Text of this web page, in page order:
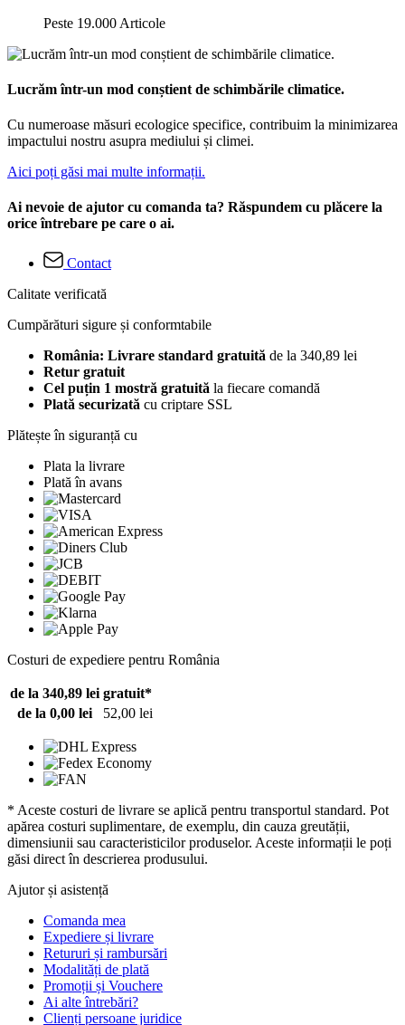
Peste 19.000 Articole
Lucrăm într-un mod conștient de schimbările climatice.
Cu numeroase măsuri ecologice specifice, contribuim la minimizarea
impactului nostru asupra mediului și climei.
Aici poți găsi mai multe informații.
Ai nevoie de ajutor cu comanda ta? Răspundem cu plăcere la
orice întrebare pe care o ai.
Contact
Calitate verificată
Cumpărături sigure și conformtabile
România: Livrare standard gratuită de la 340,89 lei
Retur gratuit
Cel puțin 1 mostră gratuită la fiecare comandă
Plată securizată cu criptare SSL
Plătește în siguranță cu
Plata la livrare
Plată în avans
Costuri de expediere pentru România
de la 340,89 lei gratuit*
de la 0,00 lei
52,00 lei
* Aceste costuri de livrare se aplică pentru transportul standard. Pot
apărea costuri suplimentare, de exemplu, din cauza greutății,
dimensiunii sau caracteristicilor produselor. Aceste informații le poți
găsi direct în descrierea produsului.
Ajutor și asistență
Comanda mea
Expediere și livrare
Retururi și rambursări
Modalități de plată
Promoții și Vouchere
Ai alte întrebări?
Clienți persoane juridice